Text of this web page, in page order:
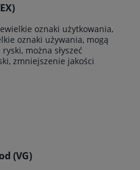
oznaki użytkowania,
oznaki używania, mogą
można słyszeć
zmniejszenie jakości
(VG)